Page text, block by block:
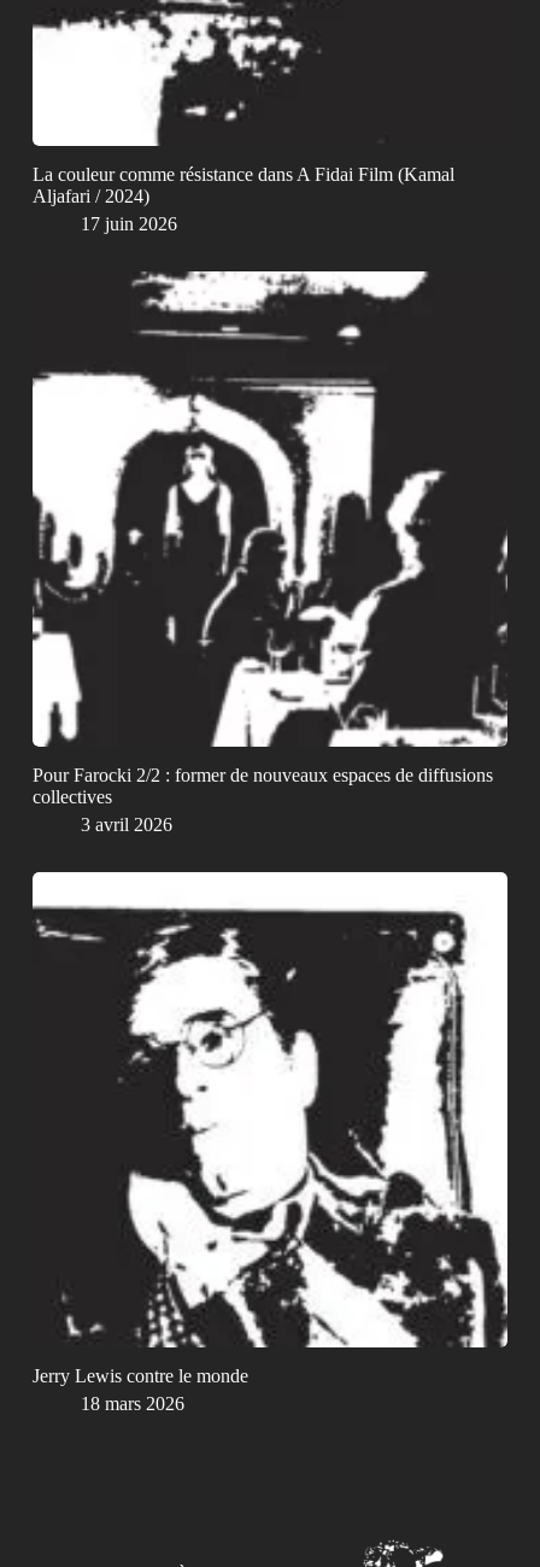
La couleur comme résistance dans A Fidai Film (Kamal
Aljafari / 2024)
17 juin 2026
Pour Farocki 2/2 : former de nouveaux espaces de diffusions
collectives
3 avril 2026
Jerry Lewis contre le monde
18 mars 2026